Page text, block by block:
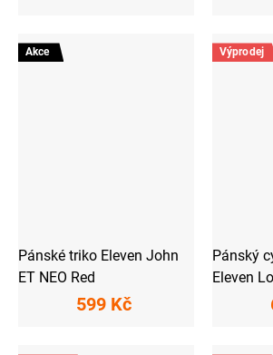
Akce
Pánské triko Eleven John
ET NEO Red
599 Kč
Výprodej
Pánský
Eleven